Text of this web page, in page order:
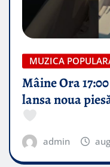
MUZICA
Mâine Ora
lansa noua
admin